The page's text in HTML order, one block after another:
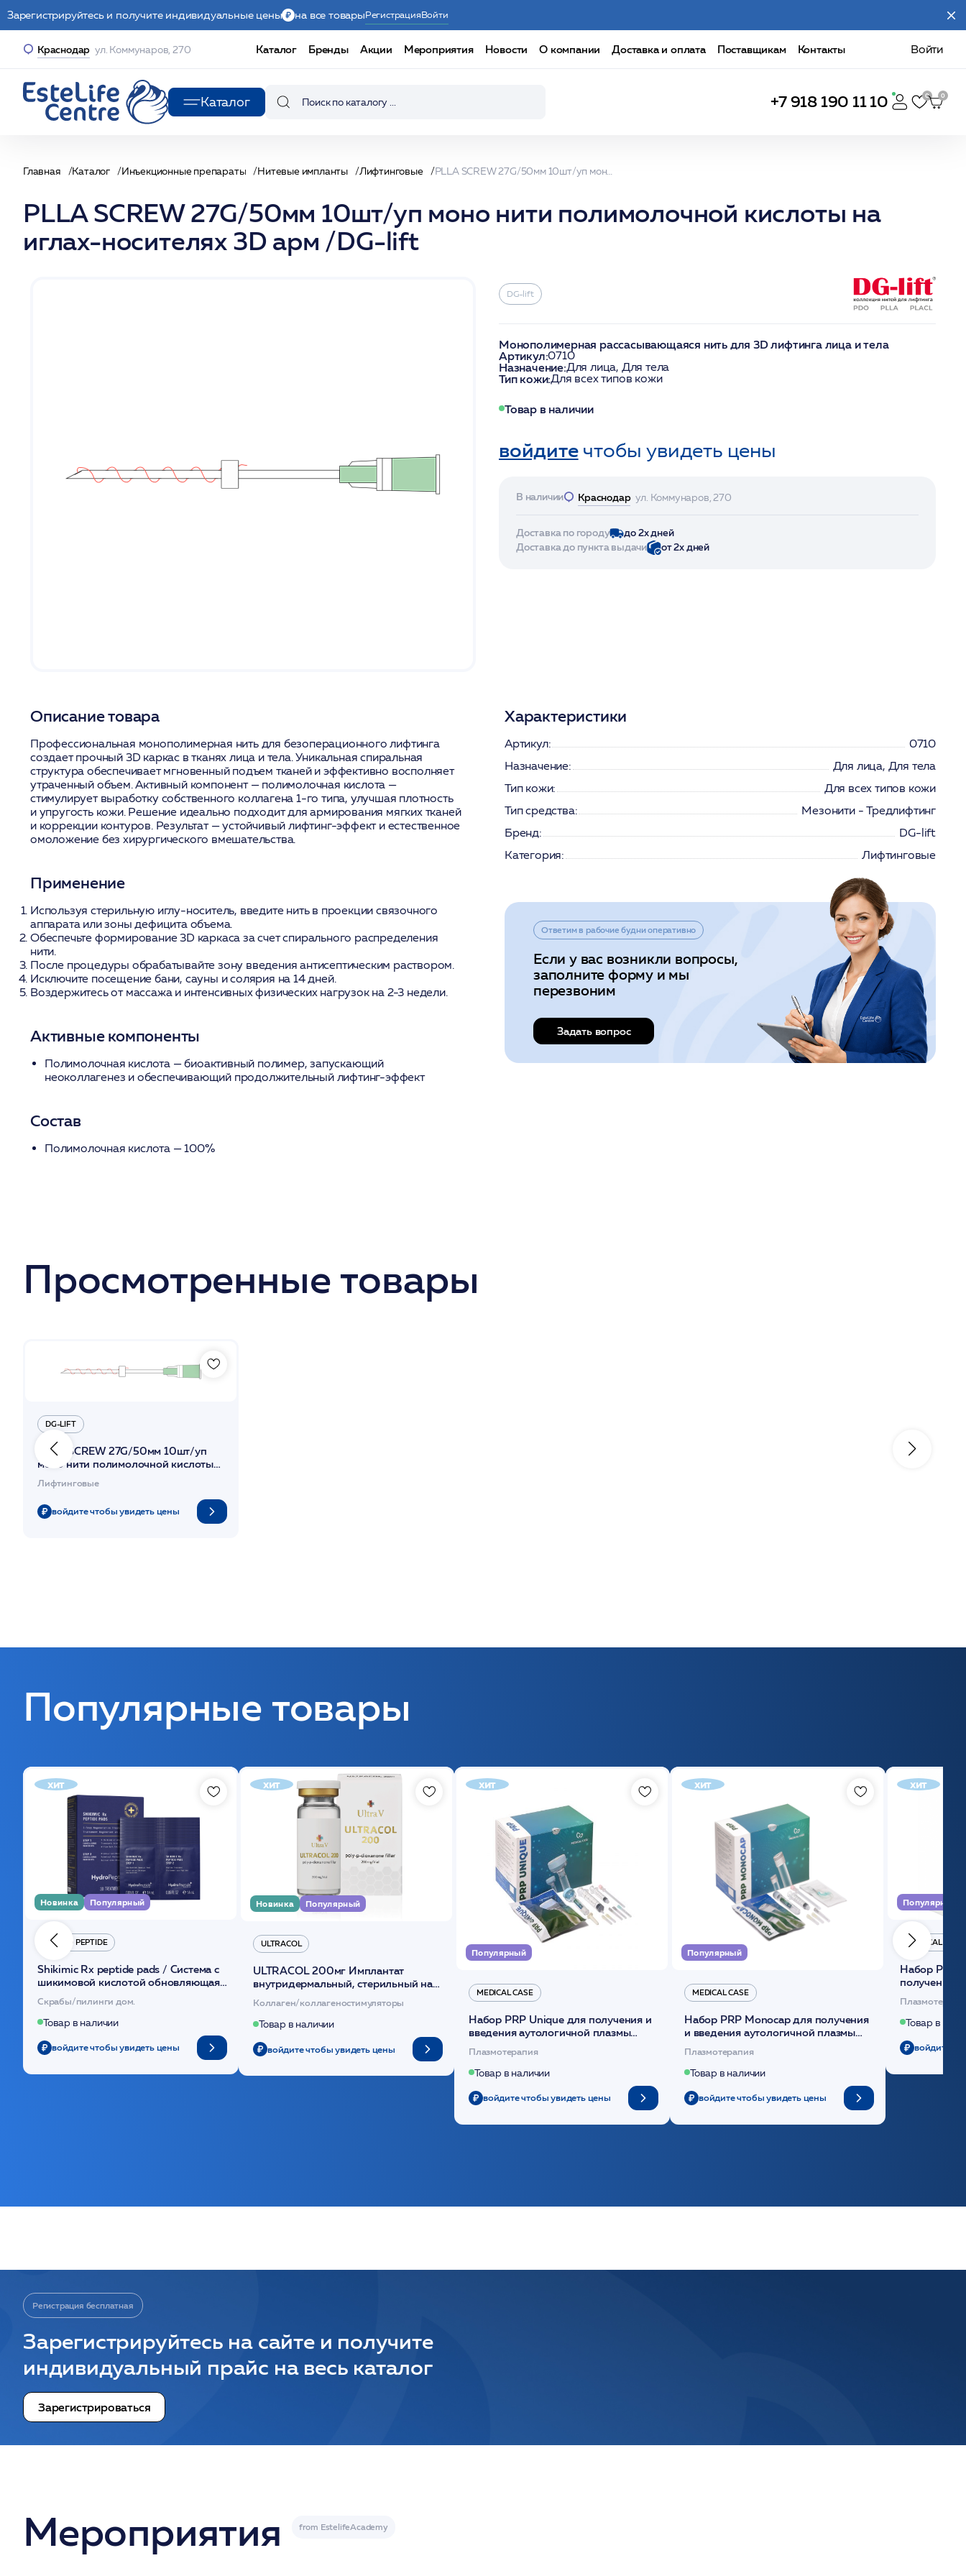
Зарегистрируйтесь и получите индивидуальные цены на все товарыРегистрацияВойти
Краснодар ул. Коммунаров, 270 Каталог Бренды Акции Мероприятия Новости О компании Доставка и оплата Поставщикам Контакты Войти
Каталог +7 918 190 11 10
Главная Каталог Инъекционные препараты Нитевые импланты Лифтинговые
PLLA SCREW 27G/50мм 10шт/уп моно нити полимолочной кислоты на
иглах-носителях 3D арм /DG-lift
DG-lift
Монополимерная рассасывающаяся нить для 3D лифтинга лица и тела
Артикул:0710
Назначение:Для лица, Для тела
Тип кожи:Для всех типов кожи
Товар в наличии
войдитечтобы увидеть цены
В наличии Краснодар ул. Коммунаров, 270
Доставка по городу
до 2х дней
Доставка до пункта выдачи
от 2х дней
Описание товара
Профессиональная монополимерная нить для безоперационного лифтинга
создает прочный 3D каркас в тканях лица и тела. Уникальная спиральная
структура обеспечивает мгновенный подъем тканей и эффективно восполняет
утраченный объем. Активный компонент — полимолочная кислота —
стимулирует выработку собственного коллагена 1-го типа, улучшая плотность
и упругость кожи. Решение идеально подходит для армирования мягких тканей
и коррекции контуров. Результат — устойчивый лифтинг-эффект и естественное
омоложение без хирургического вмешательства.
Применение
Используя стерильную иглу-носитель, введите нить в проекции связочного
аппарата или зоны дефицита объема.
Обеспечьте формирование 3D каркаса за счет спирального распределения
нити.
После процедуры обрабатывайте зону введения антисептическим раствором.
Исключите посещение бани, сауны и солярия на 14 дней.
Воздержитесь от массажа и интенсивных физических нагрузок на 2-3 недели.
Активные компоненты
Полимолочная кислота — биоактивный полимер, запускающий
неоколлагенез и обеспечивающий продолжительный лифтинг-эффект
Состав
Полимолочная кислота — 100%
Характеристики
Артикул:
0710
Назначение:
Для лица, Для тела
Тип кожи:
Для всех типов кожи
Тип средства:
Мезонити - Тредлифтинг
Бренд:
DG-lift
Категория:
Лифтинговые
Ответим в рабочие будни оперативно
Если у вас возникли вопросы,
заполните форму и мы
перезвоним
Задать вопрос
Просмотренные товары
DG-LIFT
PLLA SCREW 27G/50мм 10шт/уп
моно нити полимолочной кислоты
на иглах-носителях 3D арм /DG-lift
Лифтинговые
войдите чтобы увидеть цены
Популярные товары
хит
Новинка Популярный
HYDRO PEPTIDE
Shikimic Rx peptide pads / Cистема с
шикимовой кислотой обновляющая
(30шт) /HP
Скрабы/пилинги дом.
Товар в наличии
войдите чтобы увидеть цены
хит
Новинка Популярный
ULTRACOL
ULTRACOL 200мг Имплантат
внутридермальный, стерильный на
основе полидиоксанона /ULTRACOL
Коллаген/коллагеностимуляторы
Товар в наличии
войдите чтобы увидеть цены
хит
Популярный
MEDICAL CASE
Набор PRP Unique для получения и
введения аутологичной плазмы
(саше 1шт)/Medical Case
Плазмотерапия
Товар в наличии
войдите чтобы увидеть цены
хит
Популярный
MEDICAL CASE
Набор PRP Monocap для получения
и введения аутологичной плазмы
(саше 1шт)/Medical Case
Плазмотерапия
Товар в наличии
войдите чтобы увидеть цены
хит
Популярный
MEDICAL CASE
Набор Plasmoactive Стандарт для
получения
плазмы
Товар в
войдите
Регистрация бесплатная
Зарегистрируйтесь на сайте и получите
индивидуальный прайс на весь каталог
Зарегистрироваться
Мероприятия